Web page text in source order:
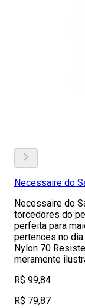
Necessaire do
Necessaire do
torcedores do
perfeita para
pertences no
Nylon 70
meramente
R$ 99,84
R$ 79,87